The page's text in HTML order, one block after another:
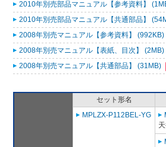
2010年別売部品マニュアル【参考資料】
2010年別売部品マニュアル【共通部品】
2008年別売マニュアル【参考資料】 (992KB)
2008年別売マニュアル【表紙、目次】 (2MB)
2008年別売マニュアル【共通部品】 (31MB)
セット形名
MPLZX-P112BEL-YG